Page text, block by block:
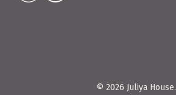
© 2026 Juliya House.